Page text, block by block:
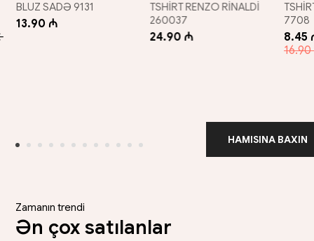
BLUZ SADƏ 9131
13.90 ₼
TSHİRT RENZO RİNALDİ
260037
24.90 ₼
7708
8.45
HAMISINA BAXIN
Zamanın trendi
Ən çox satılanlar